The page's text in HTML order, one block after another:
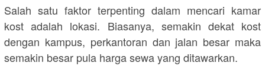
Salah satu faktor terpenting dalam mencari kamar
kost adalah lokasi. Biasanya, semakin dekat kost
dengan kampus, perkantoran dan jalan besar maka
semakin besar pula harga sewa yang ditawarkan.